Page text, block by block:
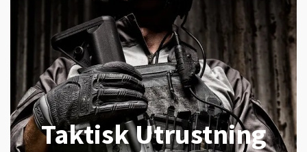
Taktisk Utrustning